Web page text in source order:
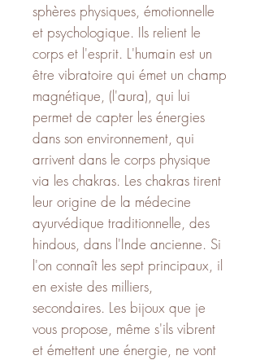
sphères physiques, émotionnelle
et psychologique. Ils relient le
corps et l'esprit. L'humain est un
être vibratoire qui émet un champ
magnétique, (l'aura), qui lui
permet de capter les énergies
dans son environnement, qui
arrivent dans le corps physique
via les chakras. Les chakras tirent
leur origine de la médecine
ayurvédique traditionnelle, des
hindous, dans l'Inde ancienne. Si
l'on connaît les sept principaux, il
en existe des milliers,
secondaires. Les bijoux que je
vous propose, même s'ils vibrent
et émettent une énergie, ne vont